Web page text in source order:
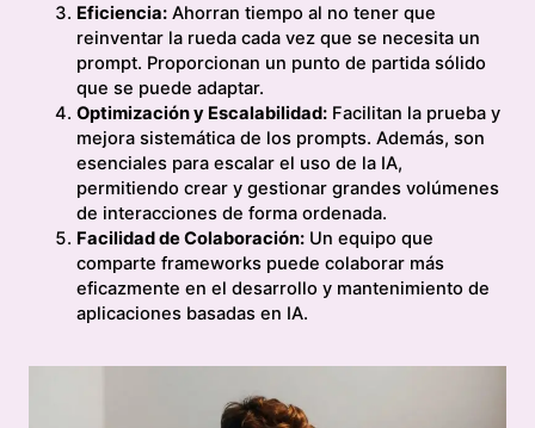
Eficiencia: Ahorran tiempo al no tener que
reinventar la rueda cada vez que se necesita un
prompt. Proporcionan un punto de partida sólido
que se puede adaptar.
Optimización y Escalabilidad: Facilitan la prueba y
mejora sistemática de los prompts. Además, son
esenciales para escalar el uso de la IA,
permitiendo crear y gestionar grandes volúmenes
de interacciones de forma ordenada.
Facilidad de Colaboración: Un equipo que
comparte frameworks puede colaborar más
eficazmente en el desarrollo y mantenimiento de
aplicaciones basadas en IA.